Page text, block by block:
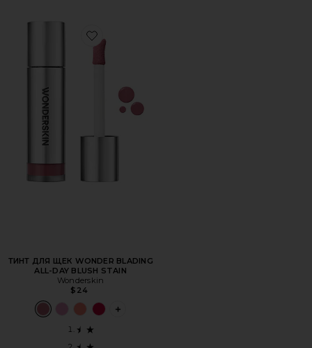
Favorite ТИНТ ДЛЯ ЩЕК WONDER BLADING ALL-DAY
ТИНТ ДЛЯ ЩЕК WONDER BLADING
ALL-DAY BLUSH STAIN
Wonderskin
$24
PLUS ICON TO SEE MORE OPTIONS